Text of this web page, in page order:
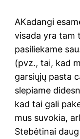
AKadangi
visada yra tam
pasiliekame
(pvz., tai, kad
garsiųjų pasta
slepiame
kad tai gali
mus suvokia,
Stebėtinai